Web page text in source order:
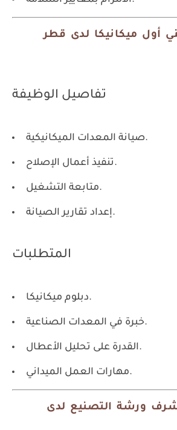
أول ميكانيكا لدى قطر
تفاصيل الوظيفة
صيانة المعدات الميكانيكية.
تنفيذ أعمال الإصلاح.
متابعة التشغيل.
إعداد تقارير الصيانة.
المتطلبات
دبلوم ميكانيكا.
خبرة في المعدات الصناعية.
القدرة على تحليل الأعطال.
مهارات العمل الميداني.
ورشة التصنيع لدى